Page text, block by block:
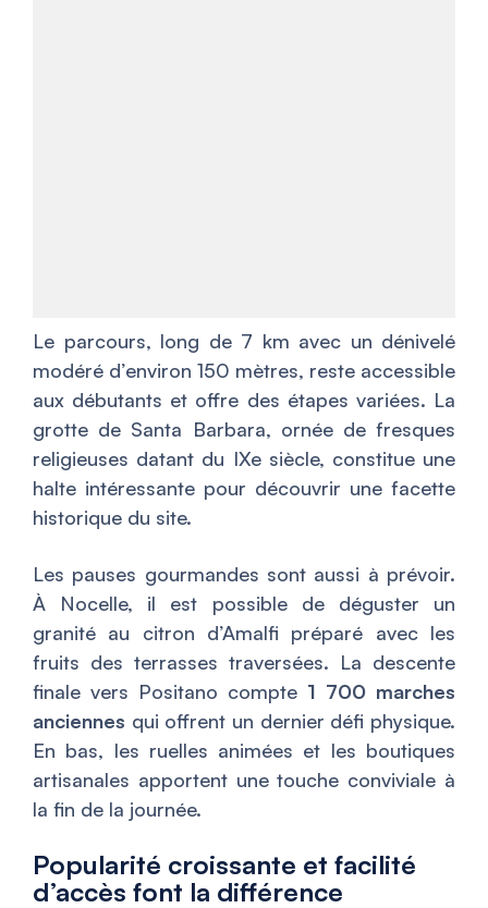
Le parcours, long de 7 km avec un dénivelé
modéré d’environ 150 mètres, reste accessible
aux débutants et offre des étapes variées. La
grotte de Santa Barbara, ornée de fresques
religieuses datant du IXe siècle, constitue une
halte intéressante pour découvrir une facette
historique du site.
Les pauses gourmandes sont aussi à prévoir.
À Nocelle, il est possible de déguster un
granité au citron d’Amalfi préparé avec les
fruits des terrasses traversées. La descente
finale vers Positano compte 1 700 marches
anciennes qui offrent un dernier défi physique.
En bas, les ruelles animées et les boutiques
artisanales apportent une touche conviviale à
la fin de la journée.
Popularité croissante et facilité
d’accès font la différence